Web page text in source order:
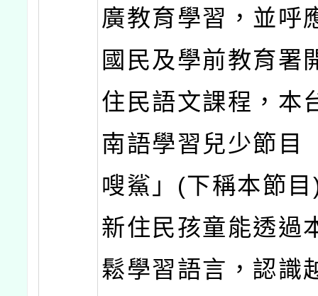
廣教育學習，並呼
國民及學前教育署
住民語文課程，本
南語學習兒少節目
嗖鯊」(下稱本節
新住民孩童能透過
鬆學習語言，認識